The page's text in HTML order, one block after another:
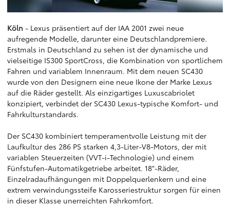
Köln - Lexus präsentiert auf der IAA 2001 zwei neue
aufregende Modelle, darunter eine Deutschlandpremiere.
Erstmals in Deutschland zu sehen ist der dynamische und
vielseitige IS300 SportCross, die Kombination von sportlichem
Fahren und variablem Innenraum. Mit dem neuen SC430
wurde von den Designern eine neue Ikone der Marke Lexus
auf die Räder gestellt. Als einzigartiges Luxuscabriolet
konzipiert, verbindet der SC430 Lexus-typische Komfort- und
Fahrkulturstandards.
Der SC430 kombiniert temperamentvolle Leistung mit der
Laufkultur des 286 PS starken 4,3-Liter-V8-Motors, der mit
variablen Steuerzeiten (VVT-i-Technologie) und einem
Fünfstufen-Automatikgetriebe arbeitet. 18"-Räder,
Einzelradaufhängungen mit Doppelquerlenkern und eine
extrem verwindungssteife Karosseriestruktur sorgen für einen
in dieser Klasse unerreichten Fahrkomfort.